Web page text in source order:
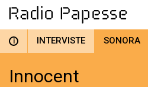
i INTERVISTE SONORA
Innocent